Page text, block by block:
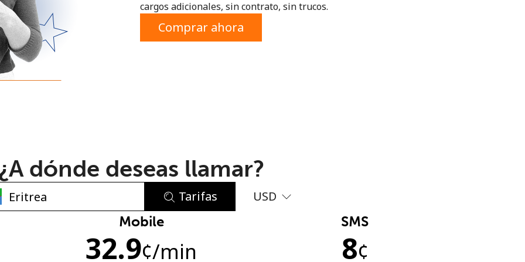
No se ha creado una contraseña
Mínimo 8 caracteres
Una letra mayúscula y una minúscula
cargos adicionales, sin contrato, sin trucos.
Comprar ahora
dónde deseas llamar?
Tarifas USD
Mobile
32.9¢/min
SMS
8¢